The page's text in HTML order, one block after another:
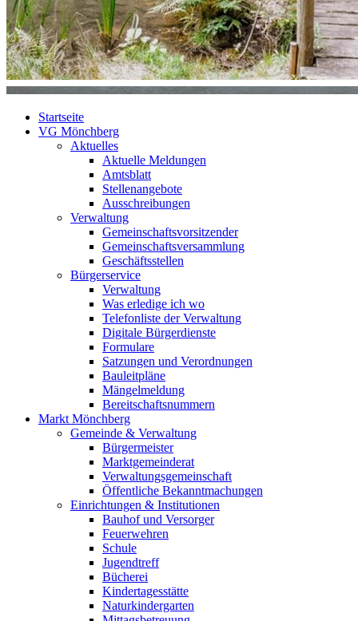
Startseite
VG Mönchberg
Aktuelles
Aktuelle Meldungen
Amtsblatt
Stellenangebote
Ausschreibungen
Verwaltung
Gemeinschaftsvorsitzender
Gemeinschaftsversammlung
Geschäftsstellen
Bürgerservice
Verwaltung
Was erledige ich wo
Telefonliste der Verwaltung
Digitale Bürgerdienste
Formulare
Satzungen und Verordnungen
Bauleitpläne
Mängelmeldung
Bereitschaftsnummern
Markt Mönchberg
Gemeinde & Verwaltung
Bürgermeister
Marktgemeinderat
Verwaltungsgemeinschaft
Öffentliche Bekanntmachungen
Einrichtungen & Institutionen
Bauhof und Versorger
Feuerwehren
Schule
Jugendtreff
Bücherei
Kindertagesstätte
Naturkindergarten